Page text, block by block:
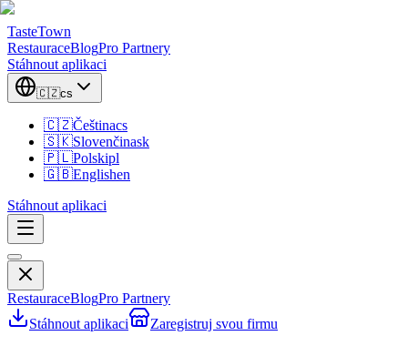
TasteTown
RestauraceBlogPro Partnery
Stáhnout aplikaci
🇨🇿cs
🇨🇿Češtinacs
🇸🇰Slovenčinask
🇵🇱Polskipl
🇬🇧Englishen
Stáhnout aplikaci
RestauraceBlogPro Partnery
Stáhnout aplikaci
Zaregistruj svou firmu